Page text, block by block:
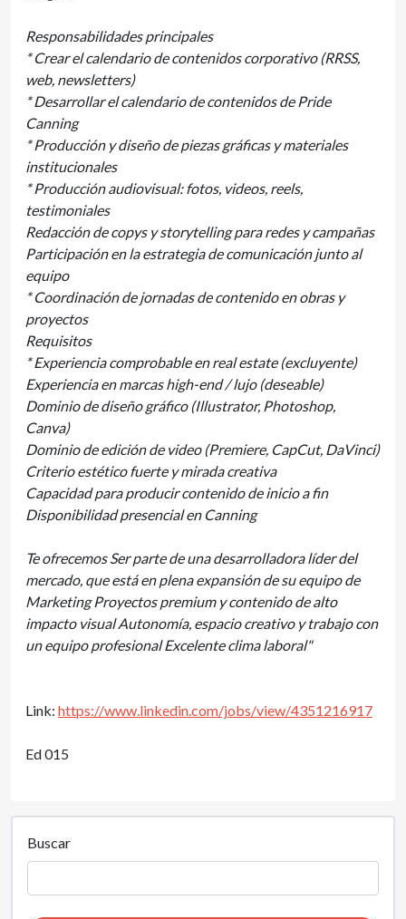
Responsabilidades principales
* Crear el calendario de contenidos corporativo (RRSS,
web, newsletters)
* Desarrollar el calendario de contenidos de Pride
Canning
* Producción y diseño de piezas gráficas y materiales
institucionales
* Producción audiovisual: fotos, videos, reels,
testimoniales
Redacción de copys y storytelling para redes y campañas
Participación en la estrategia de comunicación junto al
equipo
* Coordinación de jornadas de contenido en obras y
proyectos
Requisitos
* Experiencia comprobable en real estate (excluyente)
Experiencia en marcas high-end / lujo (deseable)
Dominio de diseño gráfico (Illustrator, Photoshop,
Canva)
Dominio de edición de video (Premiere, CapCut, DaVinci)
Criterio estético fuerte y mirada creativa
Capacidad para producir contenido de inicio a fin
Disponibilidad presencial en Canning
Te ofrecemos Ser parte de una desarrolladora líder del
mercado, que está en plena expansión de su equipo de
Marketing Proyectos premium y contenido de alto
impacto visual Autonomía, espacio creativo y trabajo con
un equipo profesional Excelente clima laboral"
Link: https://www.linkedin.com/jobs/view/4351216917
Ed 015
Buscar